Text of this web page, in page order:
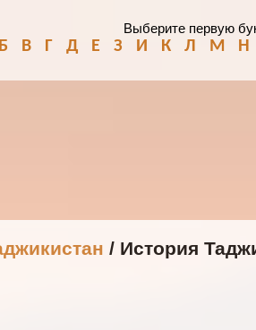
Выберите первую
Б В Г Д Е З И К Л М Н
/ История